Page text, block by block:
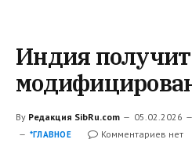
Индия получит
By Редакция SibRu.com 05.02.2026
*ГЛАВНОЕ Комментариев нет